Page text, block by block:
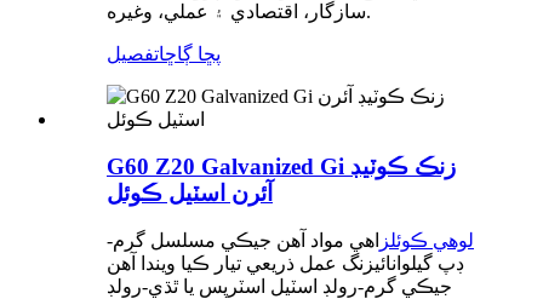
سازگار، اقتصادي ۽ عملي، وغيره.
پڇا ڳاڇاتفصيل
G60 Z20 Galvanized Gi زنڪ ڪوٽيڊ
آئرن اسٽيل ڪوئل
لوهي ڪوئلز اهي مواد آهن جيڪي مسلسل گرم-
ڊپ گيلوانائيزنگ عمل ذريعي تيار ڪيا ويندا آهن
جيڪي گرم-رولڊ اسٽيل اسٽرپس يا ٿڌي-رولڊ